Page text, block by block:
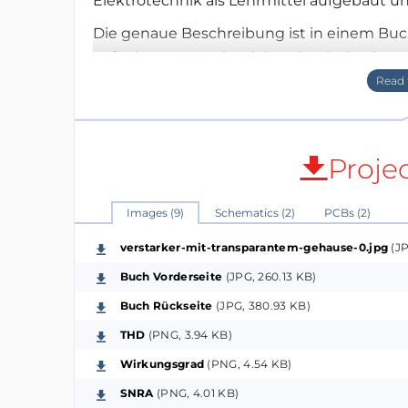
Die genaue Beschreibung ist in einem
aufgebauter Wegbegleiter durch den
Beschreibungen sind detailliert und
verstehen. Die einzelnen Teilschaltungen
- Studierende des Studiengangs Elektro-
- Hobby-Elektroniker und alle, die gerne
Das Buch ist unterwicTronic beschrieben
Als Projekt im Elektor soll der Verstärker
Stefan Wicki
Images (9) Schematics (2) PCBs (2)
verstarker-mit-transparantem-gehause-0.jpg
Buch Vorderseite (JPG, 260.13 KB)
Buch Rückseite (JPG, 380.93 KB)
THD (PNG, 3.94 KB)
Wirkungsgrad (PNG, 4.54 KB)
SNRA(PNG, 4.01 KB)